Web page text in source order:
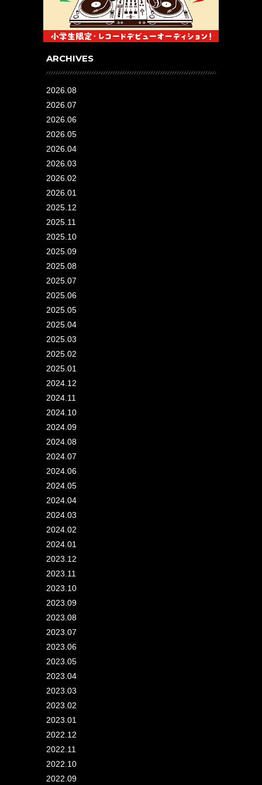
ARCHIVES
2026.08
2026.07
2026.06
2026.05
2026.04
2026.03
2026.02
2026.01
2025.12
2025.11
2025.10
2025.09
2025.08
2025.07
2025.06
2025.05
2025.04
2025.03
2025.02
2025.01
2024.12
2024.11
2024.10
2024.09
2024.08
2024.07
2024.06
2024.05
2024.04
2024.03
2024.02
2024.01
2023.12
2023.11
2023.10
2023.09
2023.08
2023.07
2023.06
2023.05
2023.04
2023.03
2023.02
2023.01
2022.12
2022.11
2022.10
2022.09